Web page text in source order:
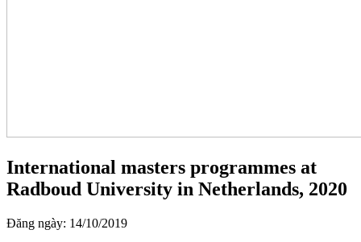
International masters programmes at
Radboud University in Netherlands, 2020
Đăng ngày: 14/10/2019